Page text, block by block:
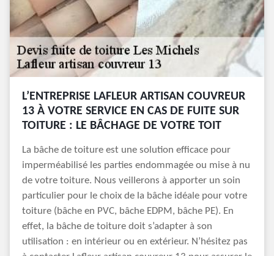
L’ENTREPRISE LAFLEUR ARTISAN COUVREUR
13 À VOTRE SERVICE EN CAS DE FUITE SUR
TOITURE : LE BÂCHAGE DE VOTRE TOIT
La bâche de toiture est une solution efficace pour
imperméabilisé les parties endommagée ou mise à nu
de votre toiture. Nous veillerons à apporter un soin
particulier pour le choix de la bâche idéale pour votre
toiture (bâche en PVC, bâche EDPM, bâche PE). En
effet, la bâche de toiture doit s’adapter à son
utilisation : en intérieur ou en extérieur. N’hésitez pas